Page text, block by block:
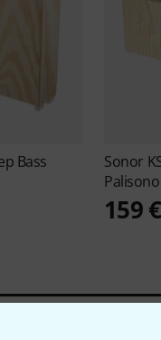
Bass
Sonor
Palisono
159 €